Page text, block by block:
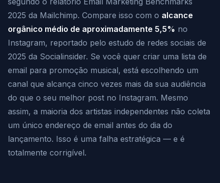
2025 da Mailchimp. Compare isso com o alcance
orgânico médio de aproximadamente 5,5% no
Instagram, reportado pelo estudo de redes sociais de
2025 da Socialinsider. Se você quer criar uma lista de
email para promoção musical, está escolhendo um
canal que alcança cinco vezes mais da sua audiência
do que o seu melhor post no Instagram. Mesmo
assim, a maioria dos artistas independentes não coleta
um único endereço de email antes do dia do
lançamento. Isso é uma falha estratégica — e é
totalmente corrigível.